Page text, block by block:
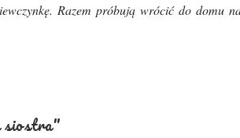
Razem próbują wrócić do domu
siostra"